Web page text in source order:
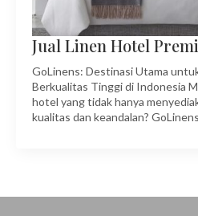
Jual Linen Hotel
GoLinens: Destinasi Utama
Berkualitas Tinggi di Indonesia
hotel yang tidak hanya
kualitas dan keandalan?